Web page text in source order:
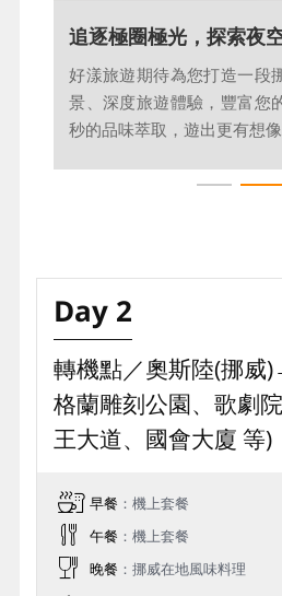
今日飛往迷人北歐
一場光輝綻放的奇幻旅程，
絕美異景，期待中的奇蹟與
追逐極圈極光，探索夜
好漾旅遊期待為您打造一段
景、深度旅遊體驗，豐富您
秒的品味萃取，遊出更有想
Day 2
轉機點／奧斯陸(挪威
格蘭雕刻公園、歌劇
王⼤道、國會⼤廈 等)
早餐 ：機上套餐
午餐 ：機上套餐
晚餐 ：挪威在地⾵味料理